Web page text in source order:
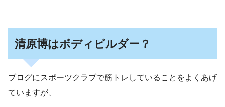
清原博はボディビルダー？
ブログにスポーツクラブで筋トレしていることをよくあげ
ていますが、